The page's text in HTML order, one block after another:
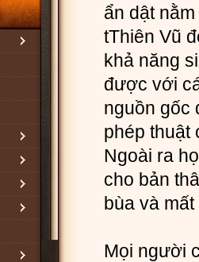
ẩn dật
tThiên Vũ
khả năng
được với
nguồn gốc
phép thuật
Ngoài ra
cho bản
bùa và
Mọi người